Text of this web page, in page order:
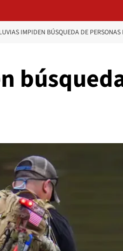
IMPIDEN BÚSQUEDA DE PERSONAS